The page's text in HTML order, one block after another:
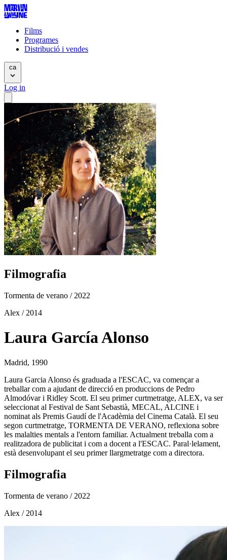
Films
Programes
Distribució i vendes
ca
Log in
Filmografia
Tormenta de verano / 2022
Alex / 2014
Laura García Alonso
Madrid, 1990
Laura Garcia Alonso és graduada a l'ESCAC, va començar a
treballar com a ajudant de direcció en produccions de Pedro
Almodóvar i Ridley Scott. El seu primer curtmetratge, ALEX, va ser
seleccionat al Festival de Sant Sebastià, MECAL, ALCINE i
nominat als Premis Gaudí de l'Acadèmia del Cinema Català. El seu
segon curtmetratge, TORMENTA DE VERANO, reflexiona sobre
les malalties mentals a l'entorn familiar. Actualment treballa com a
realitzadora de publicitat i com a docent a l'ESCAC. Paral·lelament,
està desenvolupant el seu primer llargmetratge com a directora.
Filmografia
Tormenta de verano / 2022
Alex / 2014